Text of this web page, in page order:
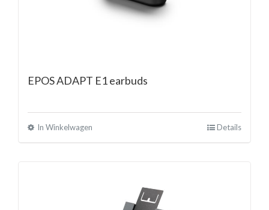
EPOS ADAPT E1 earbuds
In Winkelwagen Details